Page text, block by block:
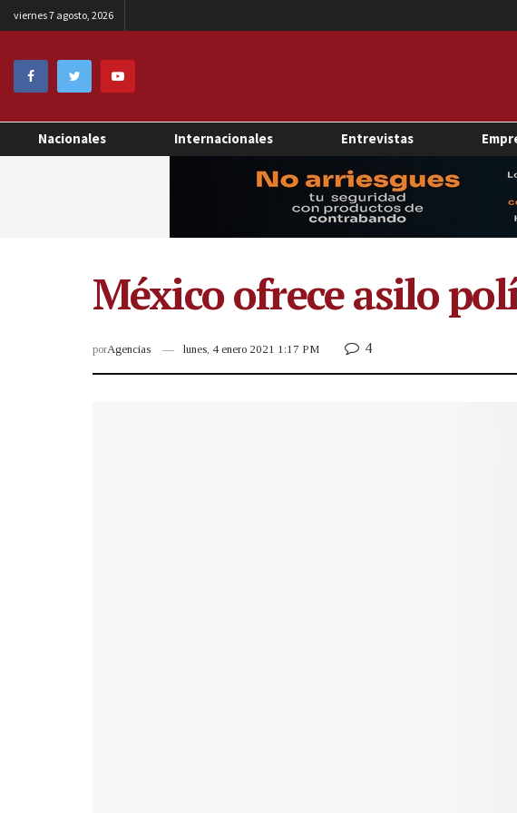
viernes 7 agosto, 2026
Nacionales Internacionales Entrevistas
México ofrece asilo
porAgencias lunes, 4 enero 2021 1:17 PM 4